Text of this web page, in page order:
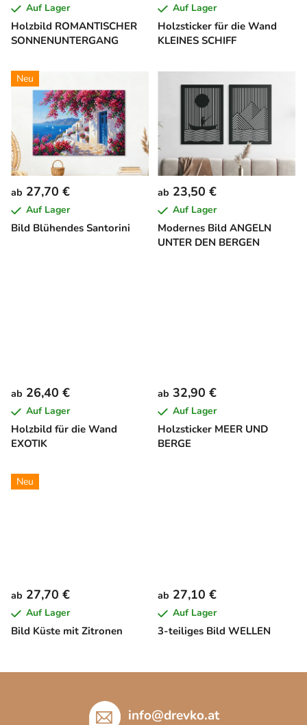
Holzbild ROMANTISCHER
SONNENUNTERGANG
Auf Lager
Holzsticker für die Wand
KLEINES SCHIFF
Auf Lager
Neu
Bild Blühendes Santorini
ab 27,70 €
Auf Lager
Modernes Bild ANGELN
UNTER DEN BERGEN
ab 23,50 €
Auf Lager
Holzbild für die Wand
EXOTIK
ab 26,40 €
Auf Lager
Holzsticker MEER UND
BERGE
ab 32,90 €
Auf Lager
Neu
Bild Küste mit Zitronen
ab 27,70 €
Auf Lager
3-teiliges Bild WELLEN
ab 27,10 €
Auf Lager
info@drevko.at